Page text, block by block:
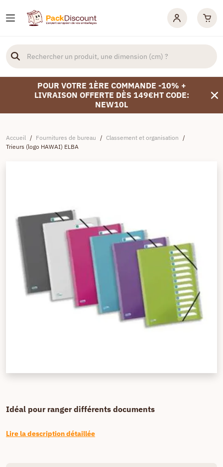
POUR VOTRE 1ÈRE COMMANDE -10% +
LIVRAISON OFFERTE DÈS 149€HT CODE:
NEW10L
Accueil / Fournitures de bureau / Classement et organisation /
Trieurs (logo HAWAI) ELBA
Idéal pour ranger différents documents
Lire la description détaillée